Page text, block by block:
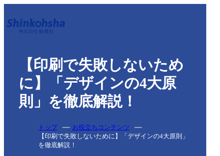
【印刷で失敗しないため
に】「デザインの4大原
則」を徹底解説！
トップ
お役立ちコンテンツ
【印刷で失敗しないために】「デザインの4大原則」
を徹底解説！